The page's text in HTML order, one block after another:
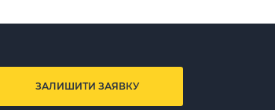
ЗАЛИШИТИ ЗАЯВКУ